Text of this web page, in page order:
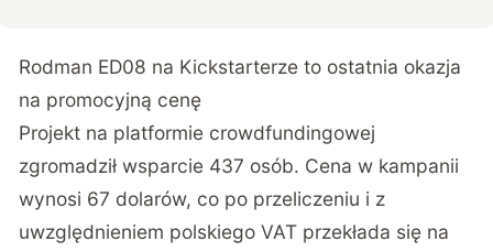
Rodman ED08 na Kickstarterze to ostatnia okazja
na promocyjną cenę
Projekt na platformie crowdfundingowej
zgromadził wsparcie 437 osób. Cena w kampanii
wynosi 67 dolarów, co po przeliczeniu i z
uwzględnieniem polskiego VAT przekłada się na